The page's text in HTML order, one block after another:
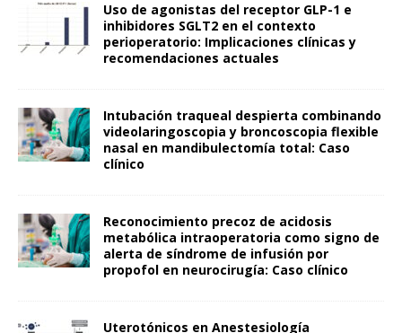
Uso de agonistas del receptor GLP-1 e
inhibidores SGLT2 en el contexto
perioperatorio: Implicaciones clínicas y
recomendaciones actuales
Intubación traqueal despierta combinando
videolaringoscopia y broncoscopia flexible
nasal en mandibulectomía total: Caso
clínico
Reconocimiento precoz de acidosis
metabólica intraoperatoria como signo de
alerta de síndrome de infusión por
propofol en neurocirugía: Caso clínico
Uterotónicos en Anestesiología